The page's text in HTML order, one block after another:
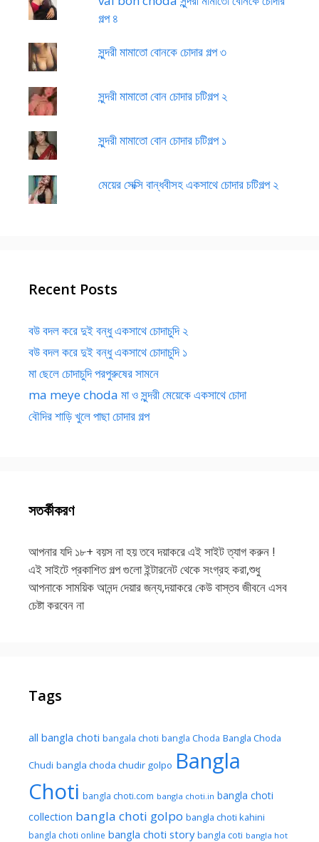
গল্প ৪
সুন্দরী মামাতো বোনকে চোদার গল্প ৩
সুন্দরী মামাতো বোন চোদার চটিগল্প ২
সুন্দরী মামাতো বোন চোদার চটিগল্প ১
মেয়ের সেক্সি বান্ধবীসহ একসাথে চোদার চটিগল্প ২
Recent Posts
বউ বদল করে দুই বন্ধু একসাথে চোদাচুদি ২
বউ বদল করে দুই বন্ধু একসাথে চোদাচুদি ১
মা ছেলে চোদাচুদি পরপুরুষের সামনে
ma meye choda মা ও সুন্দরী মেয়েকে একসাথে চোদা
বৌদির শাড়ি খুলে পাছা চোদার গল্প
সতর্কীকরণ
আপনার যদি ১৮+ বয়স না হয় তবে দয়াকরে এই সাইট ত্যাগ করুন !
এই সাইটে প্রকাশিত গল্প গুলো ইন্টারনেট থেকে সংগ্রহ করা,শুধু
আপনাকে সাময়িক আনন্দ দেয়ার জন্য,দয়াকরে কেউ বাস্তব জীবনে এসব
চেষ্টা করবেন না
Tags
all bangla choti bangala choti bangla Choda Bangla Choda
Chudi bangla choda chudir golpo Bangla
Choti bangla choti.com bangla choti.in bangla choti
collection bangla choti golpo bangla choti kahini
bangla choti online bangla choti story bangla coti bangla hot